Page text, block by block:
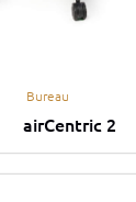
Bureau
airCentric 2